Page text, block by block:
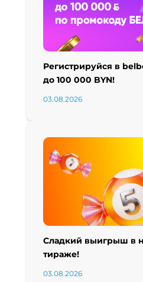
Регистрируйся в
до 100 000 BYN!
03.08.2026
Сладкий выигрыш в
тираже!
03.08.2026